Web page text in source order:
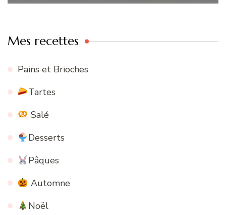
Mes recettes
Pains et Brioches
Tartes
Salé
Desserts
Pâques
Automne
Noël